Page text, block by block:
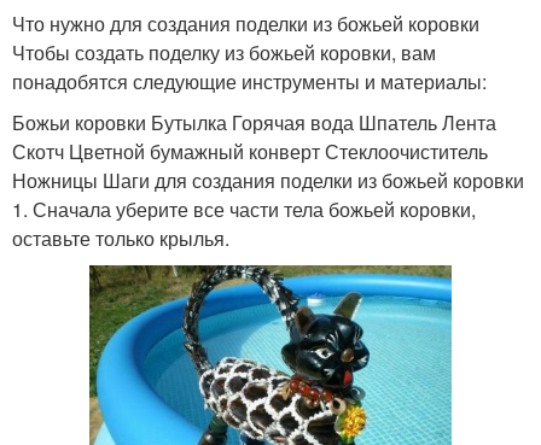
Что нужно для создания поделки из божьей коровки
Чтобы создать поделку из божьей коровки, вам
понадобятся следующие инструменты и материалы:
Божьи коровки Бутылка Горячая вода Шпатель Лента
Скотч Цветной бумажный конверт Стеклоочиститель
Ножницы Шаги для создания поделки из божьей коровки
1. Сначала уберите все части тела божьей коровки,
оставьте только крылья.